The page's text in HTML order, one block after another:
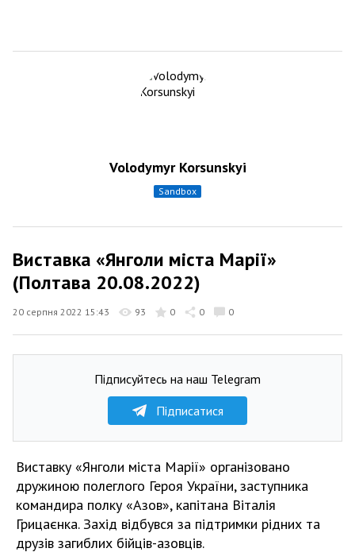
Volodymyr Korsunskyi
sandbox
Виставка «Янголи міста Марії»
(Полтава 20.08.2022)
20 серпня 2022 15:43 93 0 0 0
Підписуйтесь на наш Telegram
Підписатися
Виставку «Янголи міста Марії» організовано
дружиною полеглого Героя України, заступника
командира полку «Азов», капітана Віталія
Грицаєнка. Захід відбувся за підтримки рідних та
друзів загиблих бійців-азовців.